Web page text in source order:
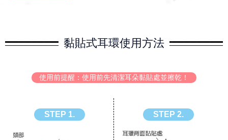
黏貼式耳環使用方法
使用前提醒：使用前先清潔耳朵黏貼處並擦乾！
STEP 1. STEP 2.